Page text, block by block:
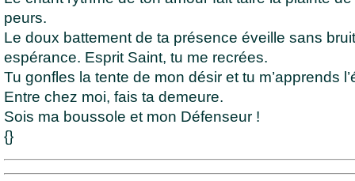
peurs.
Le doux battement de ta présence éveille sans
espérance. Esprit Saint, tu me recrées.
Tu gonfles la tente de mon désir et tu m’apprends
Entre chez moi, fais ta demeure.
Sois ma boussole et mon Défenseur !
{}